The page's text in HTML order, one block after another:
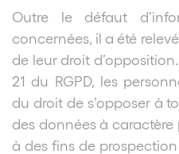
Outre le défaut
concernées, il a été
de leur droit
21 du RGPD, les
du droit de s’opposer à
des données à
à des fins de